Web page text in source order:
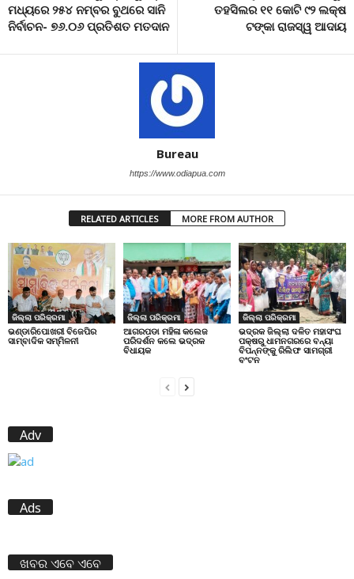
ମଧ୍ୟରେ ୨୫୪ ନମ୍ବର ବୁଥରେ ସାନି
ନିର୍ବାଚନ- ୭୬.୦୬ ପ୍ରତିଶତ ମତଦାନ
ତହସିଲର ୧୧ କୋଟି ୯୨ ଲକ୍ଷ
ଟଙ୍କା ରାଜସ୍ୱ ଆଦାୟ
Bureau
https://www.odiapua.com
RELATED ARTICLES MORE FROM AUTHOR
ଜିଲ୍ଲା ପରିକ୍ରମା
ଭଣ୍ଡାରିପୋଖରୀ ବିଜେପିର
ସାମ୍ବାଦିକ ସମ୍ମିଳନୀ
ଜିଲ୍ଲା ପରିକ୍ରମା
ଆଗରପଡା ମହିଳା କଲେଜ
ପରିଦର୍ଶନ କଲେ ଭଦ୍ରକ
ବିଧାୟକ
ଜିଲ୍ଲା ପରିକ୍ରମା
ଭଦ୍ରକ ଜିଲ୍ଲା ଦଳିତ ମହାସଂଘ
ପକ୍ଷରୁ ଧାମନଗରରେ ବନ୍ୟା
ବିପନ୍ନଙ୍କୁ ରିଲିଫ ସାମଗ୍ରୀ
ବଂଟନ
Adv
Ads
ଖବର ଏବେ ଏବେ